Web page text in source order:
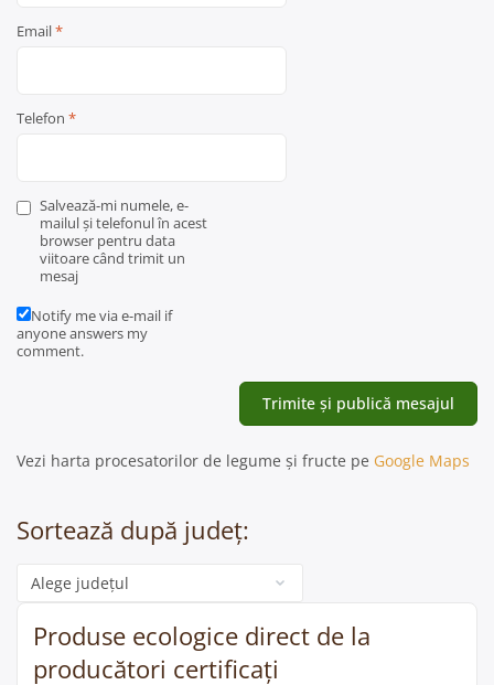
Email*
Telefon *
Salvează-mi numele, e-
mailul și telefonul în acest
browser pentru data
viitoare când trimit un
mesaj
Notify me via e-mail if
anyone answers my
comment.
Vezi harta procesatorilor de legume și fructe pe Google Maps
Sortează după județ:
Categorie
Produse ecologice direct de la
producători certificați